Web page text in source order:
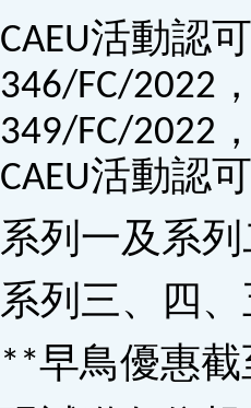
CAEU活動認
346/FC/2022
349/FC/2022
CAEU活動認
系列一及系
系列三、四
**早鳥優惠截